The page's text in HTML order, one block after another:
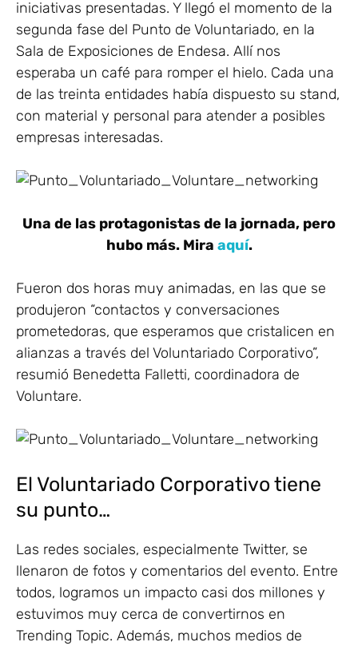
iniciativas presentadas. Y llegó el momento de la
segunda fase del Punto de Voluntariado, en la
Sala de Exposiciones de Endesa. Allí nos
esperaba un café para romper el hielo. Cada una
de las treinta entidades había dispuesto su stand,
con material y personal para atender a posibles
empresas interesadas.
Una de las protagonistas de la jornada, pero
hubo más. Mira aquí.
Fueron dos horas muy animadas, en las que se
produjeron “contactos y conversaciones
prometedoras, que esperamos que cristalicen en
alianzas a través del Voluntariado Corporativo”,
resumió Benedetta Falletti, coordinadora de
Voluntare.
El Voluntariado Corporativo tiene
su punto…
Las redes sociales, especialmente Twitter, se
llenaron de fotos y comentarios del evento. Entre
todos, logramos un impacto casi dos millones y
estuvimos muy cerca de convertirnos en
Trending Topic. Además, muchos medios de